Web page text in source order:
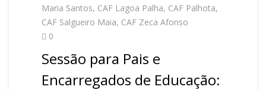
Maria Santos, CAF Lagoa Palha, CAF Palhota,
CAF Salgueiro Maia, CAF Zeca Afonso
0
Sessão para Pais e
Encarregados de Educação: